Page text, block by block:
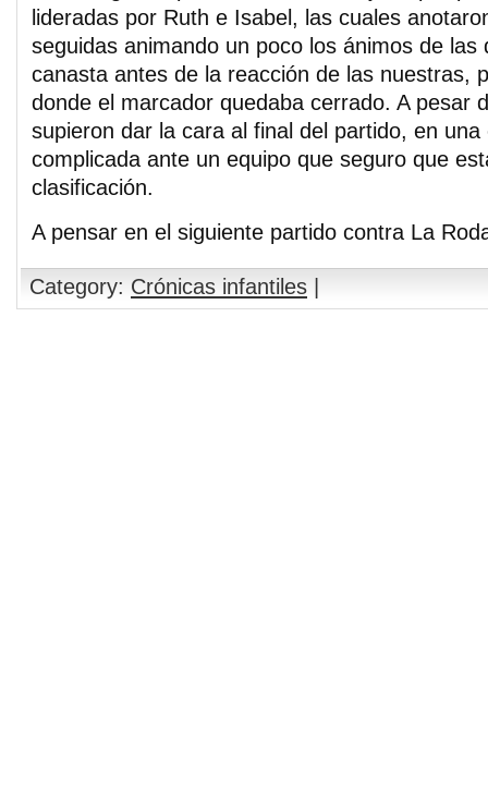
lideradas por Ruth e Isabel, las cuales
seguidas animando un poco los ánimos de las
canasta antes de la reacción de las nuestras,
donde el marcador quedaba cerrado. A pesar
supieron dar la cara al final del partido, en una
complicada ante un equipo que seguro que
clasificación.
A pensar en el siguiente partido contra La
Category: Crónicas infantiles |